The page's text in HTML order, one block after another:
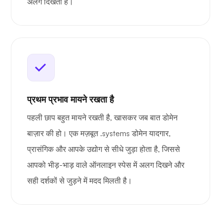
प्रथम प्रभाव मायने रखता है
पहली छाप बहुत मायने रखती है, खासकर जब बात डोमेन
बाज़ार की हो। एक मज़बूत .systems डोमेन यादगार,
प्रासंगिक और आपके उद्योग से सीधे जुड़ा होता है, जिससे
आपको भीड़-भाड़ वाले ऑनलाइन स्पेस में अलग दिखने और
सही दर्शकों से जुड़ने में मदद मिलती है।